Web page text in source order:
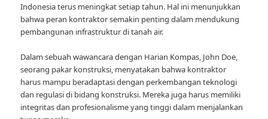
Indonesia terus meningkat setiap tahun. Hal ini menunjukkan
bahwa peran kontraktor semakin penting dalam mendukung
pembangunan infrastruktur di tanah air.
Dalam sebuah wawancara dengan Harian Kompas, John Doe,
seorang pakar konstruksi, menyatakan bahwa kontraktor
harus mampu beradaptasi dengan perkembangan teknologi
dan regulasi di bidang konstruksi. Mereka juga harus memiliki
integritas dan profesionalisme yang tinggi dalam menjalankan